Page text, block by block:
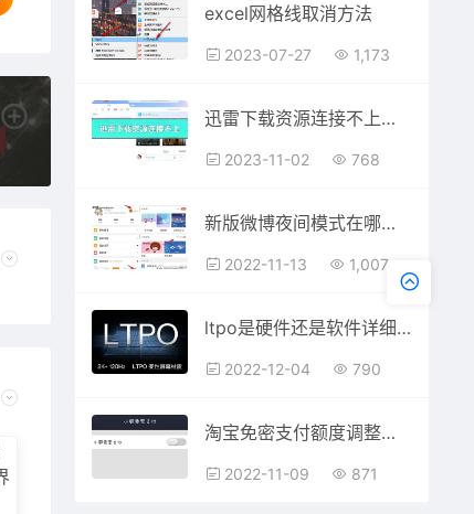
excel网格线取消方法
2023-07-27 1,173
迅雷下载资源连接不上怎么办
2023-11-02 768
新版微博夜间模式在哪里 手机微博夜间模式设置方法2016
2022-11-13 1,007
ltpo是硬件还是软件详细介绍
2022-12-04 790
淘宝免密支付额度调整不了怎么办？怎么调整？淘宝免密支付额度怎么设置2000元？
2022-11-09 871